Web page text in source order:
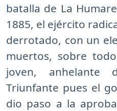
batalla de La
1885, el ejército
derrotado, con un
muertos, sobre
joven, anhelante
Triunfante pues el
dio paso a la